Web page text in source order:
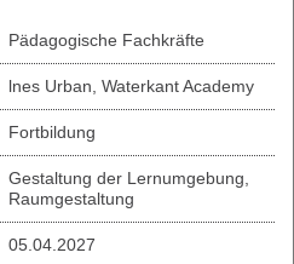
Pädagogische Fachkräfte
lnes Urban, Waterkant Academy
Fortbildung
Gestaltung der Lernumgebung,
Raumgestaltung
05.04.2027